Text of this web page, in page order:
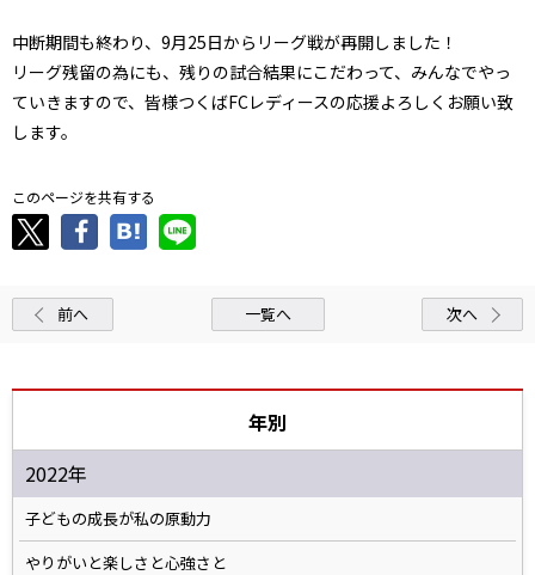
中断期間も終わり、9月25日からリーグ戦が再開しました！
リーグ残留の為にも、残りの試合結果にこだわって、みんなでやっ
ていきますので、皆様つくばFCレディースの応援よろしくお願い致
します。
このページを共有する
前へ 一覧へ 次へ
年別
2022年
子どもの成長が私の原動力
やりがいと楽しさと心強さと